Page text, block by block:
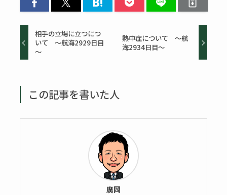
相手の立場に立つにつ
いて ～航海2929日目
～
熱中症について ～航
海2934日目～
この記事を書いた人
廣岡